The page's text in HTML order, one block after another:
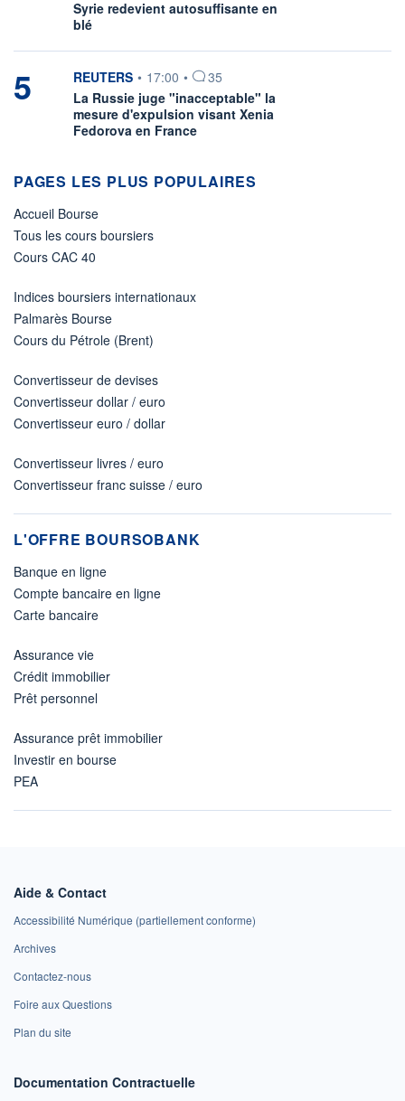
Syrie redevient autosuffisante en
blé
5 information fournie par
REUTERS • 17:00 •
35
La Russie juge "inacceptable" la
mesure d'expulsion visant Xenia
Fedorova en France
PAGES LES PLUS POPULAIRES
Accueil Bourse
Tous les cours boursiers
Cours CAC 40
Indices boursiers internationaux
Palmarès Bourse
Cours du Pétrole (Brent)
Convertisseur de devises
Convertisseur dollar / euro
Convertisseur euro / dollar
Convertisseur livres / euro
Convertisseur franc suisse / euro
L'OFFRE BOURSOBANK
Banque en ligne
Compte bancaire en ligne
Carte bancaire
Assurance vie
Crédit immobilier
Prêt personnel
Assurance prêt immobilier
Investir en bourse
PEA
Aide & Contact
Accessibilité Numérique (partiellement conforme)
Archives
Contactez-nous
Foire aux Questions
Plan du site
Documentation Contractuelle